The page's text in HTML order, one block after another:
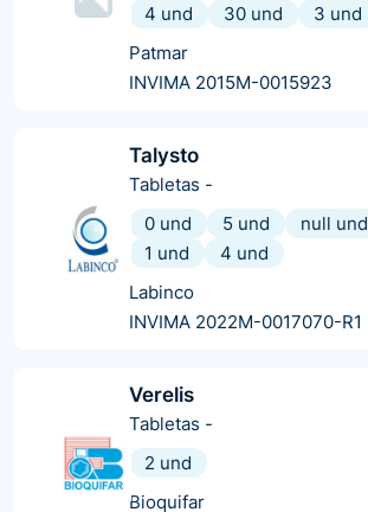
4 und
30 und 3 und
Patmar
INVIMA 2015M-0015923
Talysto
Tabletas -
0 und
5 und null und
1 und
4 und
Labinco
INVIMA 2022M-0017070-R1
Verelis
Tabletas -
2 und
Bioquifar